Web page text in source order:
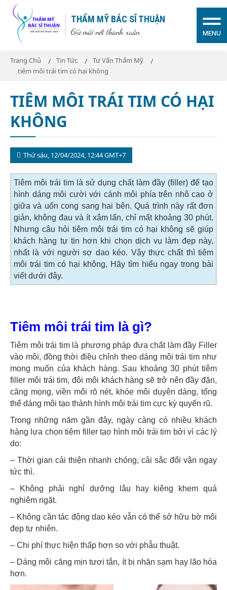
THẨM MỸ BÁC SĨ THUẬN
Giữ mãi nét thanh xuân MENU
Trang Chủ Tin Tức
Tư Vấn Thẩm Mỹ
tiêm môi trái tim có hại không
TIÊM MÔI TRÁI TIM CÓ HẠI
KHÔNG
Thứ sáu, 12/04/2024, 12:44 GMT+7
Tiêm môi trái tim là sử dụng chất làm đầy (filler) để tạo
hình dáng môi cười với cánh môi phía trên nhô cao ở
giữa và uốn cong sang hai bên. Quá trình này rất đơn
giản, không đau và ít xâm lấn, chỉ mất khoảng 30 phút.
Nhưng câu hỏi tiêm môi trái tim có hại không sẽ giúp
khách hàng tự tin hơn khi chọn dịch vụ làm đẹp này,
nhất là với người sợ dao kéo. Vậy thực chất thì tiêm
môi trái tim có hại không, Hãy tìm hiểu ngay trong bài
viết dưới đây.
Tiêm môi trái tim là gì?
Tiêm môi trái tim là phương pháp đưa chất làm đầy Filler
vào môi, đồng thời điều chỉnh theo dáng môi trái tim như
mong muốn của khách hàng. Sau khoảng 30 phút tiêm
filler môi trái tim, đôi môi khách hàng sẽ trở nên đầy đặn,
căng mọng, viền môi rõ nét, khóe môi duyên dáng, tổng
thể dáng môi tạo thành hình môi trái tim cực kỳ quyến rũ.
Trong những năm gần đây, ngày càng có nhiều khách
hàng lựa chọn tiêm filler tạo hình môi trái tim bởi vì các lý
do:
– Thời gian cải thiện nhanh chóng, cải sắc đổi vận ngay
tức thì.
– Không phải nghỉ dưỡng lâu hay kiêng khem quá
nghiêm ngặt.
– Không cần tác động dao kéo vẫn có thể sở hữu bờ môi
đẹp tự nhiên.
– Chi phí thực hiện thấp hơn so với phẫu thuật.
– Dáng môi căng mịn tươi tắn, ít bị nhăn sạm hay lão hóa
hơn.